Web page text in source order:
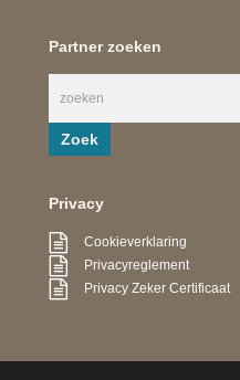
Partner zoeken
Privacy
Cookieverklaring
Privacyreglement
Privacy Zeker Certificaat